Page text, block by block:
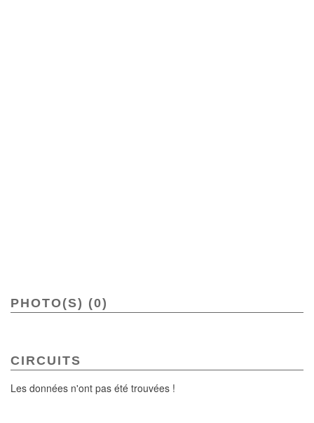
PHOTO(S) (0)
CIRCUITS
Les données n'ont pas été trouvées !